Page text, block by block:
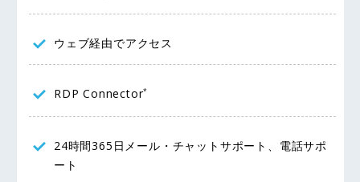
ウェブ経由でアクセス
RDP Connector*
24時間365日メール・チャットサポート、電話サポ
ート